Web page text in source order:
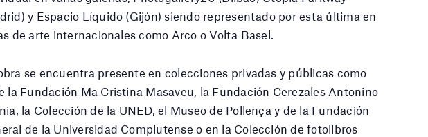
y Espacio Líquido (Gijón) siendo representado por esta última en
de arte internacionales como Arco o Volta Basel.
se encuentra presente en colecciones privadas y públicas como
la Fundación Ma Cristina Masaveu, la Fundación Cerezales Antonino
la Colección de la UNED, el Museo de Pollença y de la Fundación
de la Universidad Complutense o en la Colección de fotolibros